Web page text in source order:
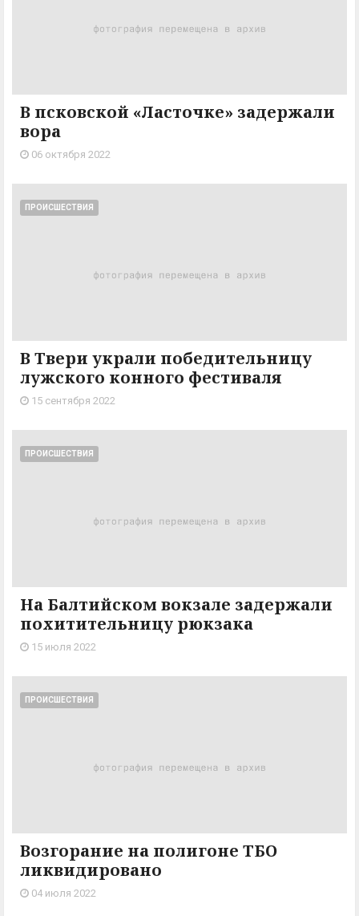
В псковской «Ласточке» задержали
вора
06 октября 2022
ПРОИСШЕСТВИЯ
В Твери украли победительницу
лужского конного фестиваля
15 сентября 2022
ПРОИСШЕСТВИЯ
На Балтийском вокзале задержали
похитительницу рюкзака
15 июля 2022
ПРОИСШЕСТВИЯ
Возгорание на полигоне ТБО
ликвидировано
04 июля 2022